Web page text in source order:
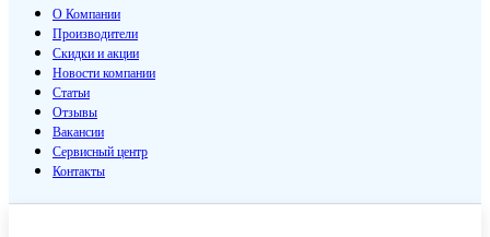
О Компании
Производители
Скидки и акции
Новости компании
Статьи
Отзывы
Вакансии
Сервисный центр
Контакты